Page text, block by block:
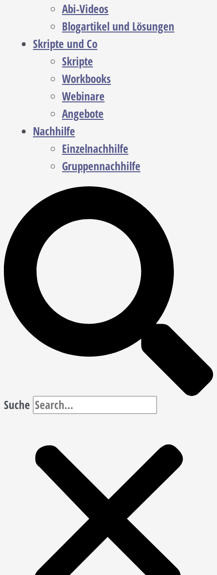
Abi-Videos
Blogartikel und Lösungen
Skripte und Co
Skripte
Workbooks
Webinare
Angebote
Nachhilfe
Einzelnachhilfe
Gruppennachhilfe
Suche